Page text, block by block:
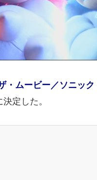
・ムービー／ソニック
決定した。